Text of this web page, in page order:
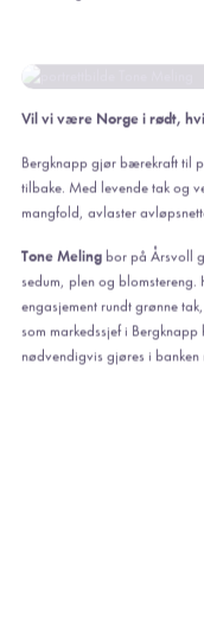
Vil vi være Norge i rødt,
Bergknapp gjør bærekraft til
tilbake. Med levende tak og
mangfold, avlaster
Tone Meling bor på Årsvoll
sedum, plen og
engasjement rundt grønne
som markedssjef i
nødvendigvis gjøres i banken